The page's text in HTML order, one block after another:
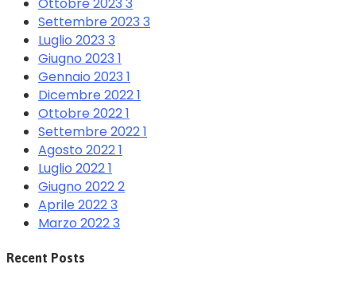
Ottobre 2023 3
Settembre 2023 3
Luglio 2023 3
Giugno 2023 1
Gennaio 2023 1
Dicembre 20221
Ottobre 20221
Settembre 20221
Agosto 20221
Luglio 20221
Giugno 20222
Aprile 20223
Marzo 20223
Recent Posts